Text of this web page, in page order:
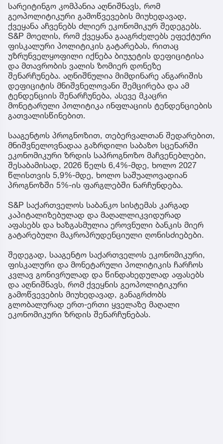
სარეიტინგო კომპანია აღნიშნავს, რომ
გეოპოლიტიკური გამოწვევების მიუხედავად,
ქვეყანა აჩვენებს ძლიერ ეკონომიკურ შედეგებს.
S&P მოელის, რომ ქვეყანა გააგრძელებს ეფექტური
ფისკალური პოლიტიკის გატარებას, რითაც
უზრუნველყოფილი იქნება ბიუჯეტის დეფიციტისა
და მთავრობის ვალის ზომიერ დონეზე
შენარჩუნება. აღნიშნულია მიმდინარე ანგარიშის
დეფიციტის მნიშვნელოვანი შემცირება და ამ
ტენდენციის შენარჩუნება, ასევე მკაცრი
მონეტარული პოლიტიკა ინფლაციის ტენდენციების
გათვალისწინებით.
სააგენტოს პროგნოზით, თებერვალთან შედარებით,
მნიშვნელოვნადაა გაზრდილი საბაზო სცენარში
ეკონომიკური ზრდის საპროგნოზო მაჩვენებლები,
შესაბამისად, 2026 წელს 6,4%-მდე, ხოლო 2027
წლისთვის 5,9%-მდე, ხოლო საშუალოვადიან
პროგნოზში 5%-ის ფარგლებში ნარჩუნდება.
S&P საქართველოს საბანკო სისტემას კარგად
კაპიტალიზებულად და მაღალლიკვიდურად
აფასებს და ხაზგასმულია ეროვნული ბანკის მიერ
გატარებული მაკროპრუდენციული ღონისძიებები.
შედეგად, სააგენტო საქართველოს ეკონომიკური,
ფისკალური და მონეტარული პოლიტიკის ჩარჩოს
კვლავ გონივრულად და წინდახედულად აფასებს
და აღნიშნავს, რომ ქვეყნის გეოპოლიტიკური
გამოწვევების მიუხედავად, განაგრძობს
გლობალურად ერთ-ერთი ყველაზე მაღალი
ეკონომიკური ზრდის შენარჩუნებას.